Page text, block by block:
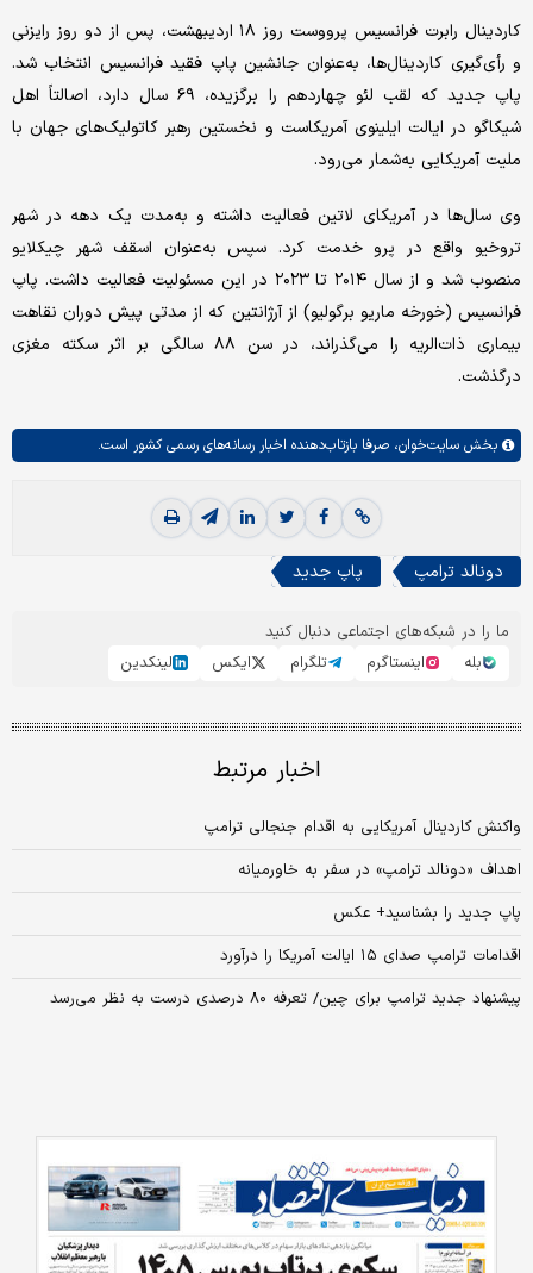
کاردینال رابرت فرانسیس پرووست روز ۱۸ اردیبهشت، پس از دو روز رایزنی
و رأی‌گیری کاردینال‌ها، به‌عنوان جانشین پاپ فقید فرانسیس انتخاب شد.
پاپ جدید که لقب لئو چهاردهم را برگزیده، ۶۹ سال دارد، اصالتاً اهل
شیکاگو در ایالت ایلینوی آمریکاست و نخستین رهبر کاتولیک‌های جهان با
ملیت آمریکایی به‌شمار می‌رود.
وی سال‌ها در آمریکای لاتین فعالیت داشته و به‌مدت یک دهه در شهر
تروخیو واقع در پرو خدمت کرد. سپس به‌عنوان اسقف شهر چیکلایو
منصوب شد و از سال ۲۰۱۴ تا ۲۰۲۳ در این مسئولیت فعالیت داشت. پاپ
فرانسیس (خورخه ماریو برگولیو) از آرژانتین که از مدتی پیش دوران نقاهت
بیماری ذات‌الریه را می‌گذراند، در سن ۸۸ سالگی بر اثر سکته مغزی
درگذشت.
بخش سایت‌خوان، صرفا بازتاب‌دهنده اخبار رسانه‌های رسمی کشور است.
دونالد ترامپ پاپ جدید
ما را در شبکه‌های اجتماعی دنبال کنید
بله
اینستاگرم تلگرام ایکس لینکدین
اخبار مرتبط
واکنش کاردینال آمریکایی به اقدام جنجالی ترامپ
اهداف «دونالد ترامپ» در سفر به خاورمیانه
پاپ جدید را بشناسید+ عکس
اقدامات ترامپ صدای ۱۵ ایالت آمریکا را درآورد
پیشنهاد جدید ترامپ برای چین/ تعرفه ۸۰ درصدی درست به نظر می‌رسد